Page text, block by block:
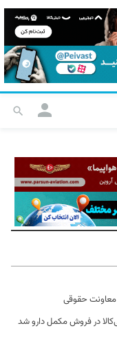
معاونت حقوقی
در فروش مکمل دارو شد